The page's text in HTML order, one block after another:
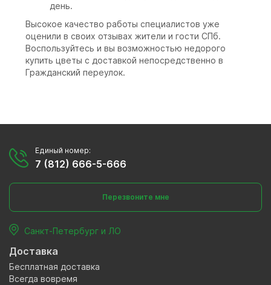
день.
Высокое качество работы специалистов уже
оценили в своих отзывах жители и гости СПб.
Воспользуйтесь и вы возможностью недорого
купить цветы с доставкой непосредственно в
Гражданский переулок.
Единый номер:
7 (812) 666-5-666
Перезвоните мне
Санкт-Петербург и ЛО
Доставка
Бесплатная доставка
Всегда вовремя